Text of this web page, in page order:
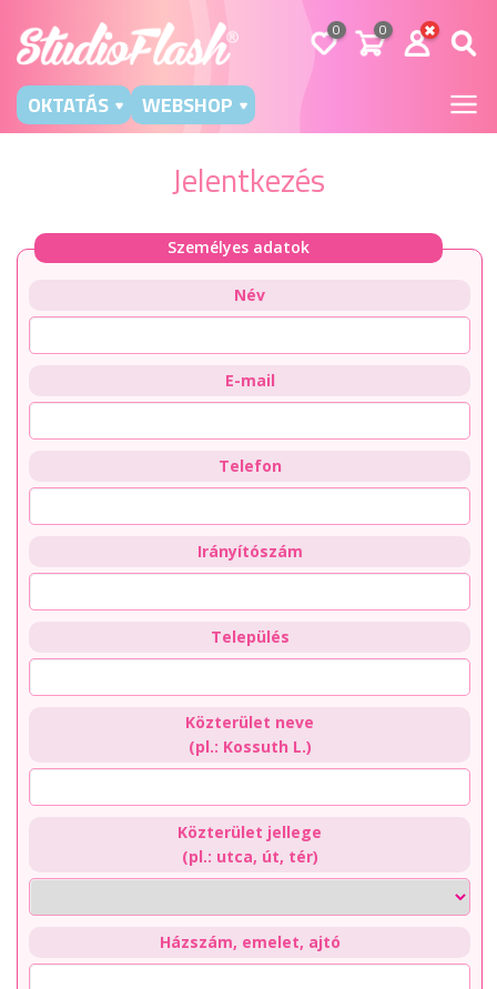
0 0
OKTATÁS WEBSHOP
Jelentkezés
Személyes adatok
Név
E-mail
Telefon
Irányítószám
Település
Közterület neve
(pl.: Kossuth L.)
Közterület jellege
(pl.: utca, út, tér)
Házszám, emelet, ajtó